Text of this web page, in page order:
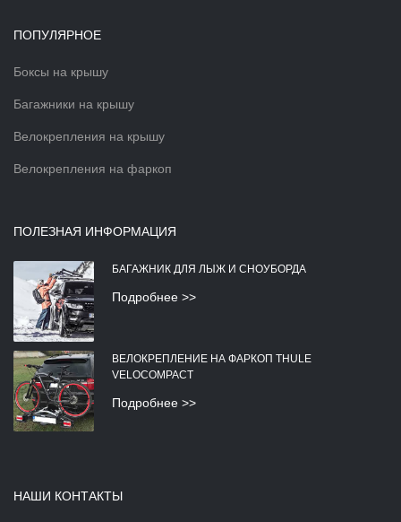
ПОПУЛЯРНОЕ
Боксы на крышу
Багажники на крышу
Велокрепления на крышу
Велокрепления на фаркоп
ПОЛЕЗНАЯ ИНФОРМАЦИЯ
БАГАЖНИК ДЛЯ ЛЫЖ И СНОУБОРДА
Подробнее >>
ВЕЛОКРЕПЛЕНИЕ НА ФАРКОП THULE
VELOCOMPACT
Подробнее >>
НАШИ КОНТАКТЫ